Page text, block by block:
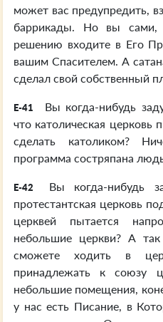
может вас предупредить,
баррикады. Но вы сами,
решению входите в Его
вашим Спасителем. А
сделал свой собственный
E-41
Вы когда-нибудь
что католическая церковь
сделать католиком?
программа состряпана
E-42
Вы когда-нибудь
протестантская церковь
церквей пытается
небольшие церкви? А
сможете ходить в
принадлежать к союзу
небольшие помещения,
у нас есть Писание, в